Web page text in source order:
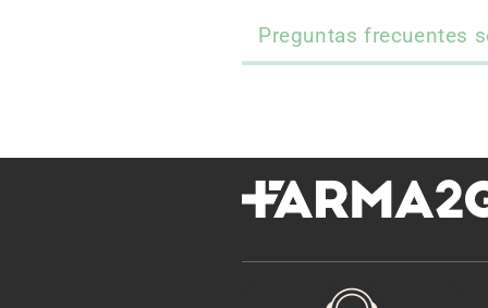
Preguntas frecuentes